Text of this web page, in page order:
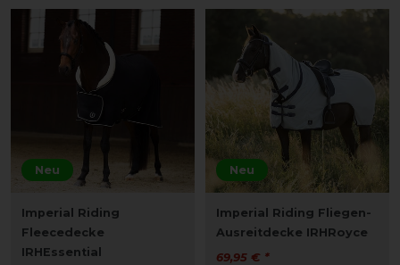
Neu
Imperial Riding
Fleecedecke
IRHEssential
Neu
Imperial Riding Fliegen-
Ausreitdecke IRHRoyce
69,95 € *